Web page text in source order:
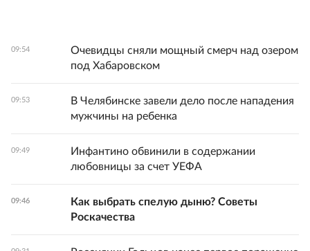
09:54
Очевидцы сняли мощный смерч над озером
под Хабаровском
09:53
В Челябинске завели дело после нападения
мужчины на ребенка
09:49
Инфантино обвинили в содержании
любовницы за счет УЕФА
09:46
Как выбрать спелую дыню? Советы
Роскачества